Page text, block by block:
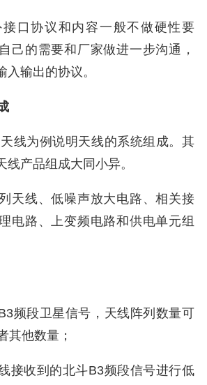
口协议和内容一般不做硬性要
己的需要和厂家做进一步沟通，
入输出的协议。
线为例说明天线的系统组成。其
线产品组成大同小异。
天线、低噪声放大电路、相关接
电路、上变频电路和供电单元组
频段卫星信号，天线阵列数量可
其他数量；
接收到的北斗B3频段信号进行低